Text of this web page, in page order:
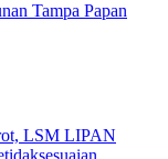
Tampa Papan
LSM LIPAN